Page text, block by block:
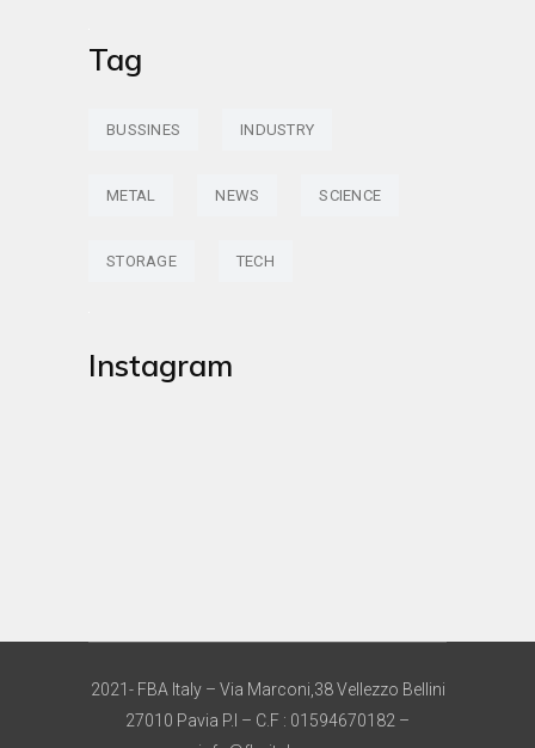
Tag
BUSSINES INDUSTRY
METAL NEWS SCIENCE
STORAGE TECH
Instagram
2021- FBA Italy – Via Marconi,38 Vellezzo Bellini
27010 Pavia P.I – C.F : 01594670182 –